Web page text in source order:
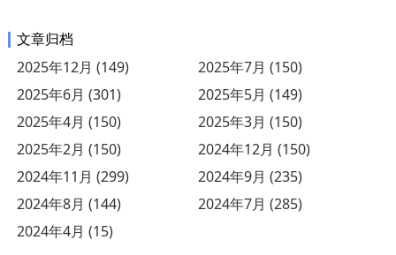
文章归档
2025年12月 (149)
2025年7月 (150)
2025年6月 (301)
2025年5月 (149)
2025年4月 (150)
2025年3月 (150)
2025年2月 (150)
2024年12月 (150)
2024年11月 (299)
2024年9月 (235)
2024年8月 (144)
2024年7月 (285)
2024年4月 (15)